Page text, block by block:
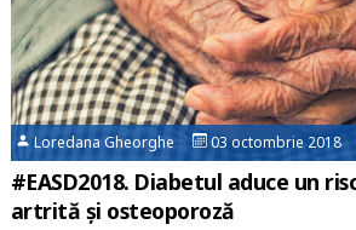
Loredana Gheorghe 03 octombrie
#EASD2018. Diabetul aduce un
artrită și osteoporoză